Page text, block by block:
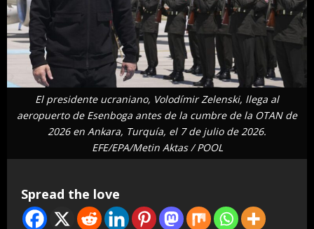
El presidente ucraniano, Volodímir Zelenski, llega al
aeropuerto de Esenboga antes de la cumbre de la OTAN de
2026 en Ankara, Turquía, el 7 de julio de 2026.
EFE/EPA/Metin Aktas / POOL
Spread the love